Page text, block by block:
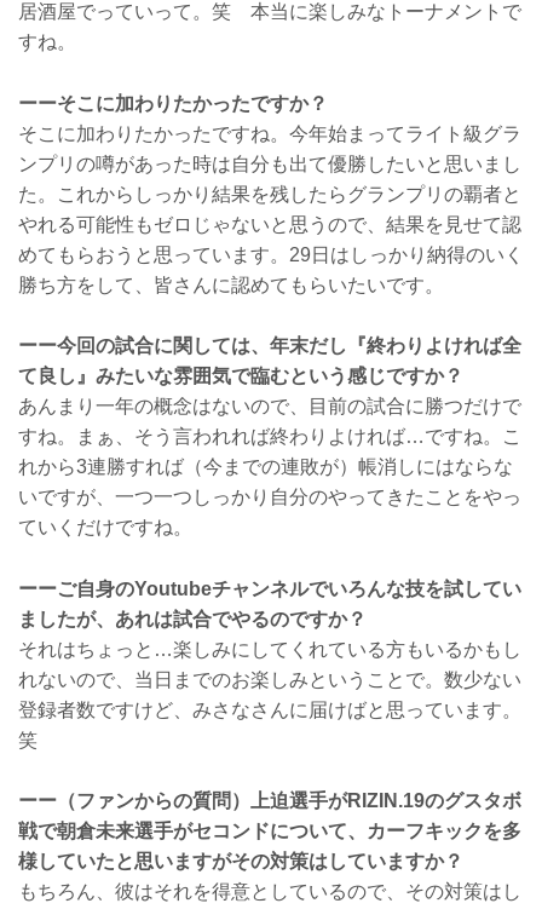
居酒屋でっていって。笑 本当に楽しみなトーナメントで
すね。
ーーそこに加わりたかったですか？
そこに加わりたかったですね。今年始まってライト級グラ
ンプリの噂があった時は自分も出て優勝したいと思いまし
た。これからしっかり結果を残したらグランプリの覇者と
やれる可能性もゼロじゃないと思うので、結果を見せて認
めてもらおうと思っています。29日はしっかり納得のいく
勝ち方をして、皆さんに認めてもらいたいです。
ーー今回の試合に関しては、年末だし『終わりよければ全
て良し』みたいな雰囲気で臨むという感じですか？
あんまり一年の概念はないので、目前の試合に勝つだけで
すね。まぁ、そう言われれば終わりよければ…ですね。こ
れから3連勝すれば（今までの連敗が）帳消しにはならな
いですが、一つ一つしっかり自分のやってきたことをやっ
ていくだけですね。
ーーご自身のYoutubeチャンネルでいろんな技を試してい
ましたが、あれは試合でやるのですか？
それはちょっと…楽しみにしてくれている方もいるかもし
れないので、当日までのお楽しみということで。数少ない
登録者数ですけど、みさなさんに届けばと思っています。
笑
ーー（ファンからの質問）上迫選手がRIZIN.19のグスタボ
戦で朝倉未来選手がセコンドについて、カーフキックを多
様していたと思いますがその対策はしていますか？
もちろん、彼はそれを得意としているので、その対策はし